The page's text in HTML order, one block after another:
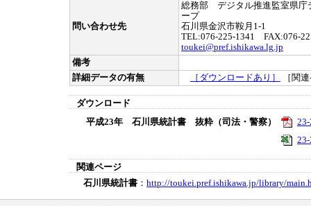
問い合わせ先
総務部 デジタル推進監室県庁
ープ
石川県金沢市鞍月1-1
TEL:076-225-1341 FAX:076-
toukei@pref.ishikawa.lg.jp
備考
詳細データの有無
［ダウンロードあり］ ［関
ダウンロード
平成23年 石川県統計書 抜粋（司法・警察）
関連ページ
石川県統計書 ： http://toukei.pref.ishikawa.jp/library/